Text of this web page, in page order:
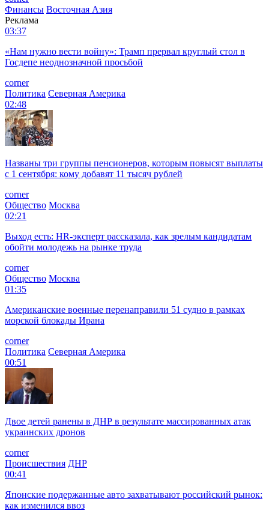
Финансы Восточная Азия
Реклама
03:37
«Нам нужно вести войну»: Трамп прервал круглый стол в
Госдепе неоднозначной просьбой
corner
Политика Северная Америка
02:48
Названы три группы пенсионеров, которым повысят выплаты
с 1 сентября: кому добавят 11 тысяч рублей
corner
Общество Москва
02:21
Выход есть: HR-эксперт рассказала, как зрелым кандидатам
обойти молодежь на рынке труда
corner
Общество Москва
01:35
Американские военные перенаправили 51 судно в рамках
морской блокады Ирана
corner
Политика Северная Америка
00:51
Двое детей ранены в ДНР в результате массированных атак
украинских дронов
corner
Происшествия ДНР
00:41
Японские подержанные авто захватывают российский рынок:
как изменился ввоз